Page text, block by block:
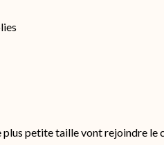
plus petite taille vont rejoindre le